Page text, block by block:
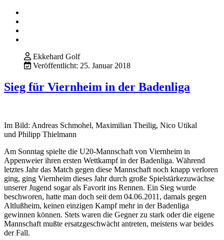
Ekkehard Golf
Veröffentlicht: 25. Januar 2018
Sieg für Viernheim in der Badenliga
Im Bild: Andreas Schmohel, Maximilian Theilig, Nico Utikal
und Philipp Thielmann
Am Sonntag spielte die U20-Mannschaft von Viernheim in
Appenweier ihren ersten Wettkampf in der Badenliga. Während
letztes Jahr das Match gegen diese Mannschaft noch knapp verloren
ging, ging Viernheim dieses Jahr durch große Spielstärkezuwächse
unserer Jugend sogar als Favorit ins Rennen. Ein Sieg wurde
beschworen, hatte man doch seit dem 04.06.2011, damals gegen
Altlußheim, keinen einzigen Kampf mehr in der Badenliga
gewinnen können. Stets waren die Gegner zu stark oder die eigene
Mannschaft mußte ersatzgeschwächt antreten, meistens war beides
der Fall.